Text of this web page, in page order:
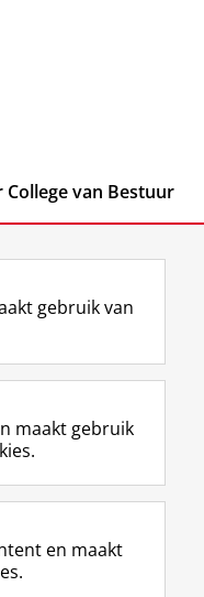
van Bestuur
L
i
k
e
I
-
p
R
S
-
f
e
R
I
n
t
r
m
Y
o
T
e
k
gebruik van
maakt gebruik
en maakt